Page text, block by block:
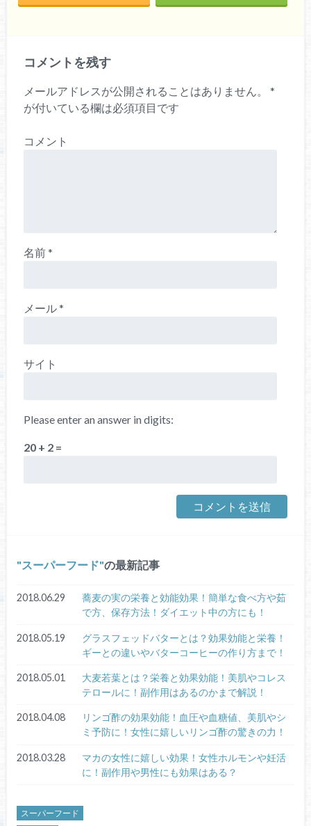
コメントを残す
メールアドレスが公開されることはありません。
*
が付いている欄は必須項目です
コメント
名前*
メール*
サイト
Please enter an answer in digits:
20 + 2 =
スーパーフード の最新記事
2018.06.29
蕎麦の実の栄養と効能効果！簡単な食べ方や茹
で方、保存方法！ダイエット中の方にも！
2018.05.19
グラスフェッドバターとは？効果効能と栄養！
ギーとの違いやバターコーヒーの作り方まで！
2018.05.01
大麦若葉とは？栄養と効果効能！美肌やコレス
テロールに！副作用はあるのかまで解説！
2018.04.08
リンゴ酢の効果効能！血圧や血糖値、美肌やシ
ミ予防に！女性に嬉しいリンゴ酢の驚きの力！
2018.03.28
マカの女性に嬉しい効果！女性ホルモンや妊活
に！副作用や男性にも効果はある？
スーパーフード